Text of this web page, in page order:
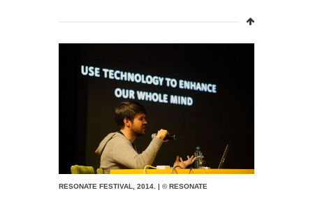
RESONATE FESTIVAL, 2014. | © RESONATE